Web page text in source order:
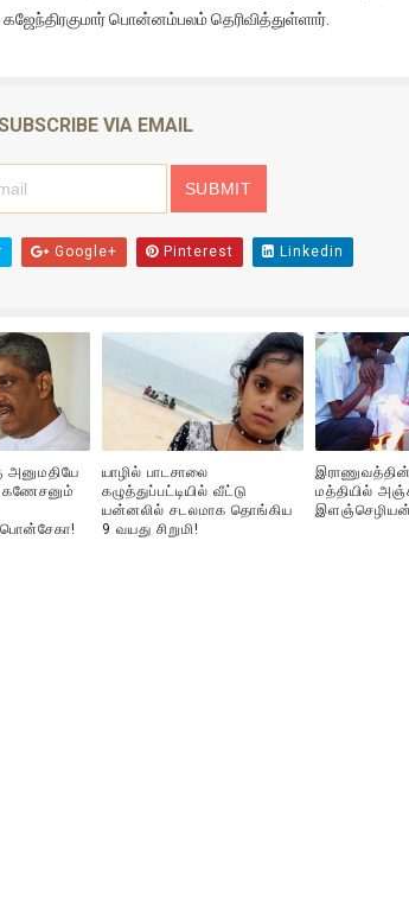
பொன்னம்பலம் தெரிவித்துள்ளார்.
VIA EMAIL
Google+ Pinterest Linkedin
அனுமதியே
கணேசனும்
பொன்சேகா!
யாழில் பாடசாலை
கழுத்துப்பட்டியில் வீட்டு
யன்னலில் சடலமாக தொங்கிய
9 வயது சிறுமி!
மத்தியில்